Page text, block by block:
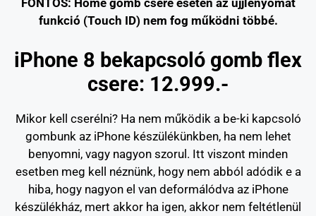
FONTOS: Home gomb csere esetén az ujjlenyomat
funkció (Touch ID) nem fog működni többé.
iPhone 8 bekapcsoló gomb flex
csere: 12.999.-
Mikor kell cserélni? Ha nem működik a be-ki kapcsoló
gombunk az iPhone készülékünkben, ha nem lehet
benyomni, vagy nagyon szorul. Itt viszont minden
esetben meg kell néznünk, hogy nem abból adódik e a
hiba, hogy nagyon el van deformálódva az iPhone
készülékház, mert akkor ha igen, akkor nem feltétlenül